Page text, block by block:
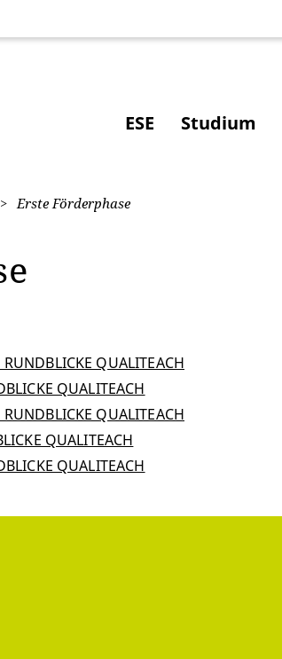
ESE Studium
Erste Förderphase
QUALITEACH
QUALITEACH
QUALITEACH
QUALITEACH
QUALITEACH